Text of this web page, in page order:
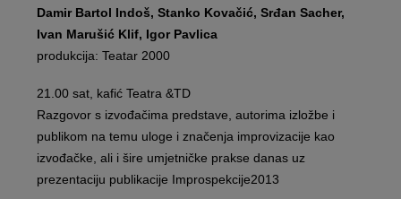
Damir Bartol Indoš, Stanko Kovačić, Srđan Sacher,
Ivan Marušić Klif, Igor Pavlica
produkcija: Teatar 2000
21.00 sat, kafić Teatra &TD
Razgovor s izvođačima predstave, autorima izložbe i
publikom na temu uloge i značenja improvizacije kao
izvođačke, ali i šire umjetničke prakse danas uz
prezentaciju publikacije Improspekcije2013